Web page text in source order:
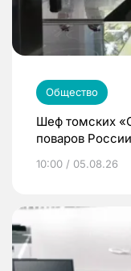
Общество
Шеф томских
поваров России
10:00 / 05.08.26